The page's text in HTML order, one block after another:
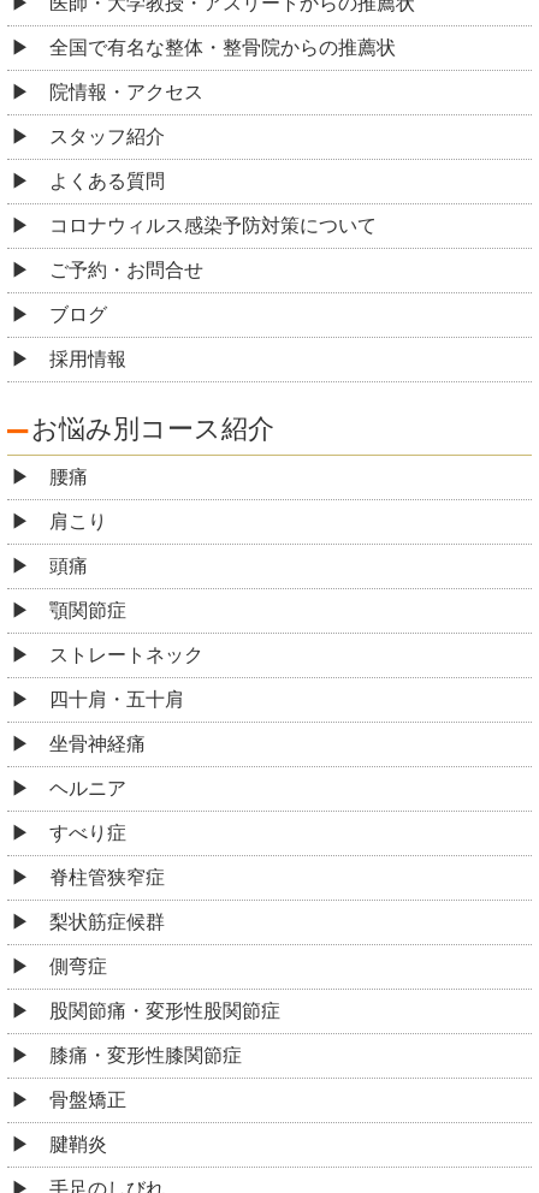
全国で有名な整体・整骨院からの推薦状
院情報・アクセス
スタッフ紹介
よくある質問
コロナウィルス感染予防対策について
ご予約・お問合せ
ブログ
採用情報
お悩み別コース紹介
腰痛
肩こり
頭痛
顎関節症
ストレートネック
四十肩・五十肩
坐骨神経痛
ヘルニア
すべり症
脊柱管狭窄症
梨状筋症候群
側弯症
股関節痛・変形性股関節症
膝痛・変形性膝関節症
骨盤矯正
腱鞘炎